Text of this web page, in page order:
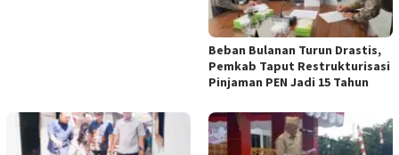
Beban Bulanan Turun Drastis,
Pemkab Taput Restrukturisasi
Pinjaman PEN Jadi 15 Tahun‎